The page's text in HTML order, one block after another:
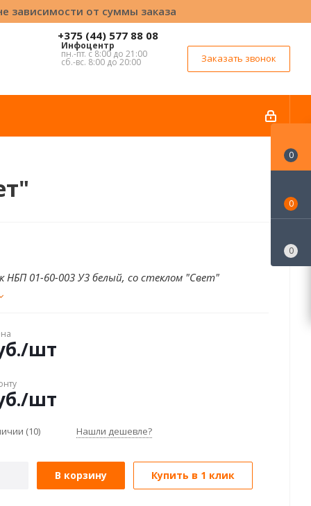
зависимости от суммы заказа
+375 (44) 577 88 08
Инфоцентр
пн.-пт. с 8:00 до 21:00
сб.-вс. 8:00 до 20:00 Заказать звонок
НБП 01-60-003 У3 белый, со стеклом "Свет"
/шт
/шт
(10) Нашли дешевле?
В корзину Купить в 1 клик
0
0
0